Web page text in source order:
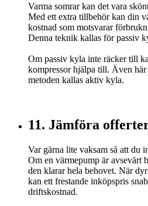
Varma somrar kan det vara
Med ett extra tillbehör kan din
kostnad som motsvarar
Denna teknik kallas för passiv
Om passiv kyla inte räcker till
kompressor hjälpa till. Även
metoden kallas aktiv kyla.
11. Jämföra
Var gärna lite vaksam så att du
Om en värmepump är avsevärt
den klarar hela behovet. När
kan ett frestande inköpspris
driftskostnad.